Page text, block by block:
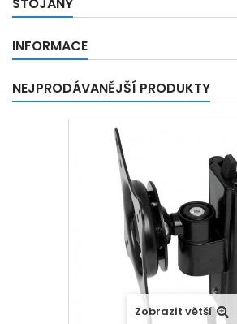
INFORMACE
NEJPRODÁVANĚJŠÍ PRODUKTY
Zobrazit větší